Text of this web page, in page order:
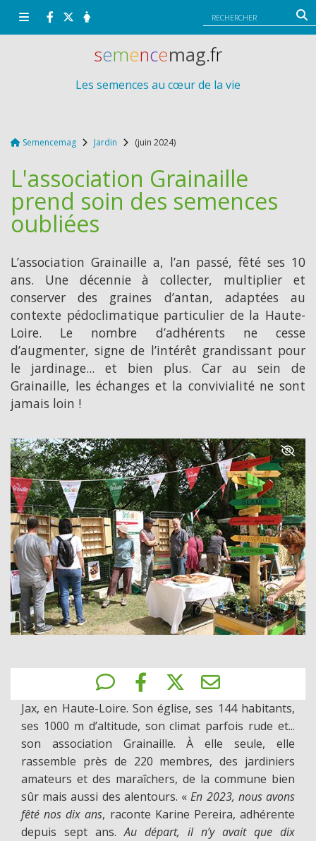
Semencemag Jardin (juin 2024)
L'association Grainaille
prend soin des semences
oubliées
L’association Grainaille a, l’an passé, fêté ses 10
ans. Une décennie à collecter, multiplier et
conserver des graines d’antan, adaptées au
contexte pédoclimatique particulier de la Haute-
Loire. Le nombre d’adhérents ne cesse
d’augmenter, signe de l’intérêt grandissant pour
le jardinage... et bien plus. Car au sein de
Grainaille, les échanges et la convivialité ne sont
jamais loin !
Jax, en Haute-Loire. Son église, ses 144 habitants,
ses 1000 m d’altitude, son climat parfois rude et...
son association Grainaille. À elle seule, elle
rassemble près de 220 membres, des jardiniers
amateurs et des maraîchers, de la commune bien
sûr mais aussi des alentours. «En 2023, nous avons
fêté nos dix ans, raconte Karine Pereira, adhérente
depuis sept ans.Au départ, il n’y avait que dix
semencemag.fr
Les semences au cœur de la vie
Panneau de gestion des cookies